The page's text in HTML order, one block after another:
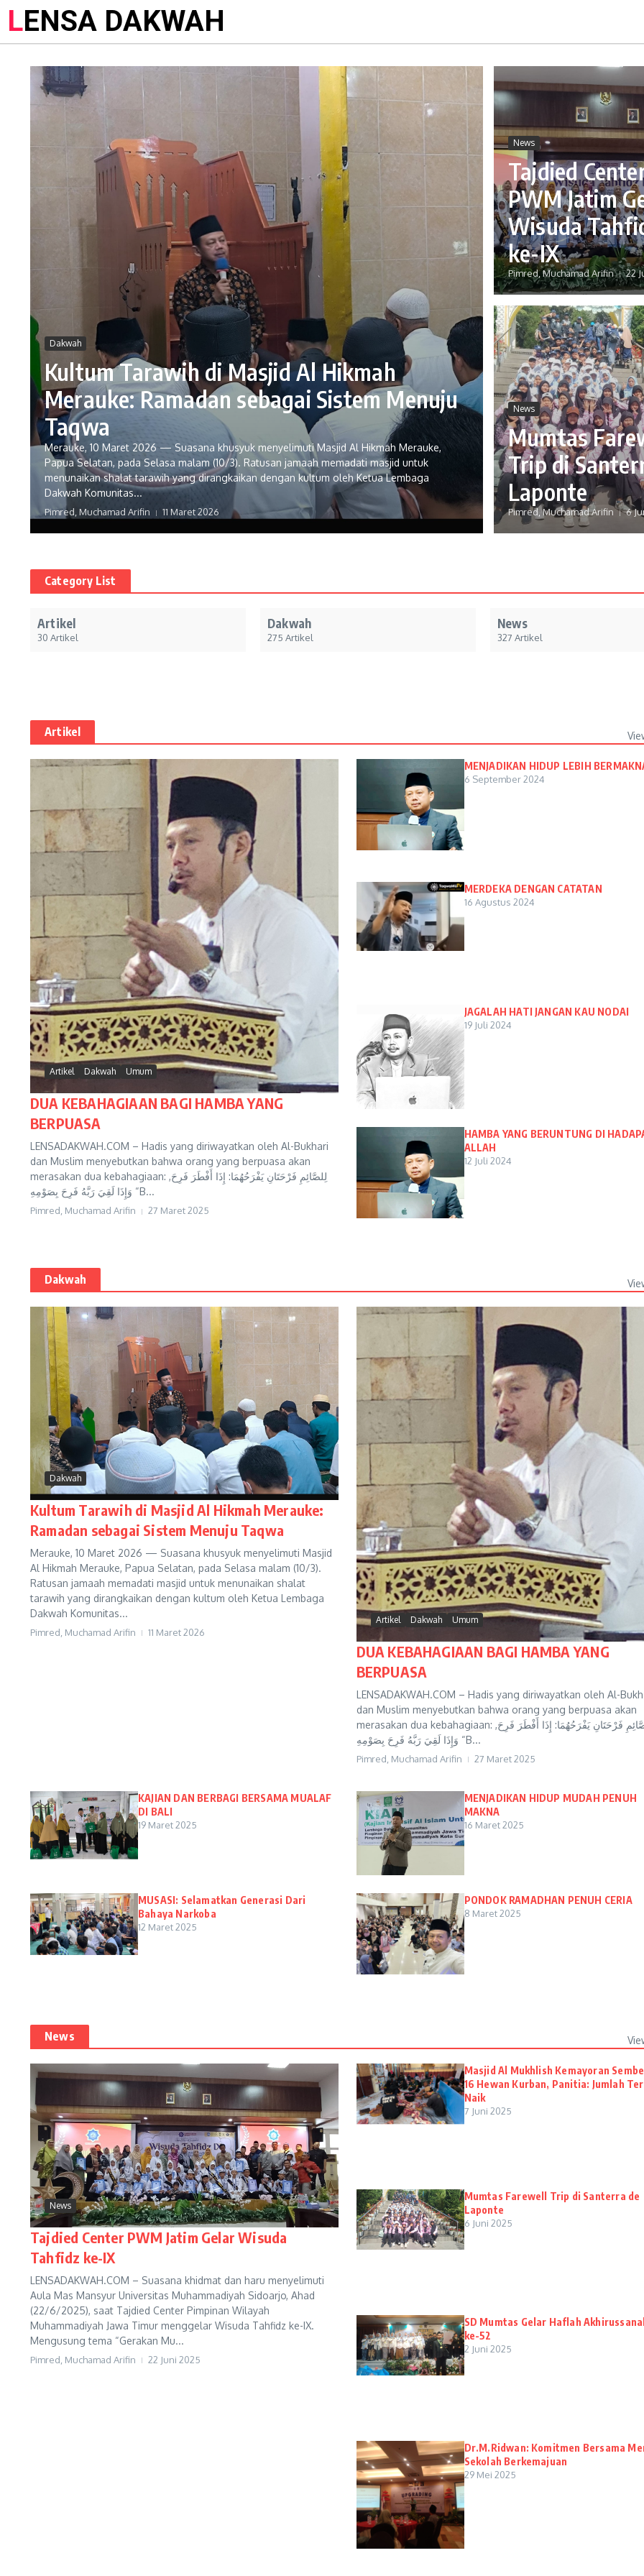
LENSA DAKWAH
Dakwah
Kultum Tarawih di Masjid Al Hikmah
Merauke: Ramadan sebagai Sistem Menuju
Taqwa
Merauke, 10 Maret 2026 — Suasana khusyuk menyelimuti Masjid Al Hikmah Merauke,
Papua Selatan, pada Selasa malam (10/3). Ratusan jamaah memadati masjid untuk
menunaikan shalat tarawih yang dirangkaikan dengan kultum oleh Ketua Lembaga
Dakwah Komunitas...
Pimred, Muchamad Arifin 11 Maret 2026
News
Tajdied
PWM Jatim
Wisuda
ke-IX
Pimred, Muchamad Arifin 22
News
Mumtas
Trip di
Laponte
Pimred, Muchamad Arifin 6
Category List
Artikel
30 Artikel
Dakwah
275 Artikel
News
327 Artikel
Artikel
Artikel Dakwah Umum
DUA KEBAHAGIAAN BAGI HAMBA YANG
BERPUASA
LENSADAKWAH.COM – Hadis yang diriwayatkan oleh Al-Bukhari
dan Muslim menyebutkan bahwa orang yang berpuasa akan
merasakan dua kebahagiaan: لِلصَّائِمِ فَرْحَتَانِ يَفْرَحُهُمَا: إِذَا أَفْطَرَ فَرِحَ,
وَإِذَا لَقِيَ رَبَّهُ فَرِحَ بِصَوْمِهِ “B...
Pimred, Muchamad Arifin 27 Maret 2025
MENJADIKAN HIDUP LEBIH
6 September 2024
MERDEKA DENGAN CATATAN
16 Agustus 2024
JAGALAH HATI JANGAN KAU NODAI
19 Juli 2024
HAMBA YANG BERUNTUNG DI
ALLAH
12 Juli 2024
Dakwah
Dakwah
Kultum Tarawih di Masjid Al Hikmah Merauke:
Ramadan sebagai Sistem Menuju Taqwa
Merauke, 10 Maret 2026 — Suasana khusyuk menyelimuti Masjid
Al Hikmah Merauke, Papua Selatan, pada Selasa malam (10/3).
Ratusan jamaah memadati masjid untuk menunaikan shalat
tarawih yang dirangkaikan dengan kultum oleh Ketua Lembaga
Dakwah Komunitas...
Pimred, Muchamad Arifin 11 Maret 2026
Artikel Dakwah Umum
DUA KEBAHAGIAAN BAGI HAMBA YANG
BERPUASA
LENSADAKWAH.COM – Hadis yang diriwayatkan oleh Al-
dan Muslim menyebutkan bahwa orang yang berpuasa akan
merasakan dua kebahagiaan: لِلصَّائِمِ فَرْحَتَانِ يَفْرَحُهُمَا: إِذَا أَفْطَرَ فَرِحَ,
وَإِذَا لَقِيَ رَبَّهُ فَرِحَ بِصَوْمِهِ “B...
Pimred, Muchamad Arifin 27 Maret 2025
KAJIAN DAN BERBAGI BERSAMA MUALAF
DI BALI
19 Maret 2025
MENJADIKAN HIDUP MUDAH PENUH
MAKNA
16 Maret 2025
MUSASI: Selamatkan Generasi Dari
Bahaya Narkoba
12 Maret 2025
PONDOK RAMADHAN PENUH CERIA
8 Maret 2025
News
News
Tajdied Center PWM Jatim Gelar Wisuda
Tahfidz ke-IX
LENSADAKWAH.COM – Suasana khidmat dan haru menyelimuti
Aula Mas Mansyur Universitas Muhammadiyah Sidoarjo, Ahad
(22/6/2025), saat Tajdied Center Pimpinan Wilayah
Muhammadiyah Jawa Timur menggelar Wisuda Tahfidz ke-IX.
Mengusung tema “Gerakan Mu...
Pimred, Muchamad Arifin 22 Juni 2025
Masjid Al Mukhlish Kemayoran
16 Hewan Kurban, Panitia: Jumlah
Naik
7 Juni 2025
Mumtas Farewell Trip di Santerra de
Laponte
6 Juni 2025
SD Mumtas Gelar Haflah
ke-52
2 Juni 2025
Dr.M.Ridwan: Komitmen Bersama
Sekolah Berkemajuan
29 Mei 2025